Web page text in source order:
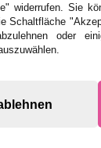
widerrufen. Sie
Schaltfläche
oder